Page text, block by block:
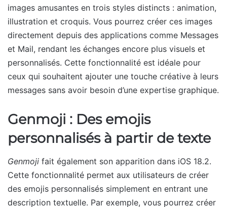
images amusantes en trois styles distincts : animation,
illustration et croquis. Vous pourrez créer ces images
directement depuis des applications comme Messages
et Mail, rendant les échanges encore plus visuels et
personnalisés. Cette fonctionnalité est idéale pour
ceux qui souhaitent ajouter une touche créative à leurs
messages sans avoir besoin d’une expertise graphique.
Genmoji : Des emojis
personnalisés à partir de texte
Genmoji fait également son apparition dans iOS 18.2.
Cette fonctionnalité permet aux utilisateurs de créer
des emojis personnalisés simplement en entrant une
description textuelle. Par exemple, vous pourrez créer